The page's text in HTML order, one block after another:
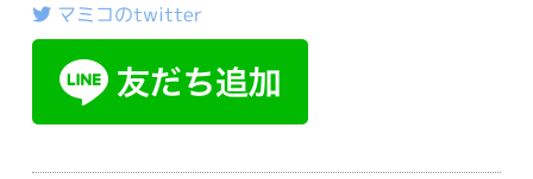
マミコのtwitter